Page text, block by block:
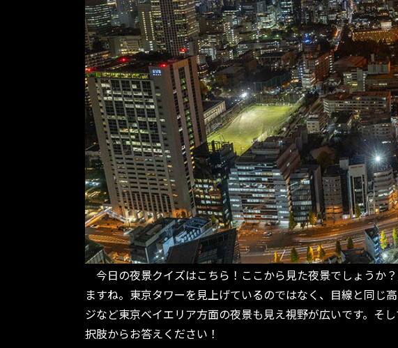
今日の夜景クイズはこちら！ここから見た夜景でしょうか
ますね。東京タワーを見上げているのではなく、目線と同じ
ジなど東京ベイエリア方面の夜景も見え視野が広いです。そ
択肢からお答えください！